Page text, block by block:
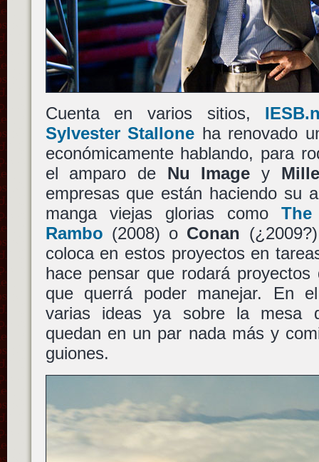
Cuenta en varios sitios,
Sylvester Stallone ha renovado
económicamente hablando, para
el amparo deNu Image y
empresas que están haciendo su
manga viejas glorias como
Rambo (2008) o Conan
coloca en estos proyectos en
hace pensar que rodará
que querrá poder manejar. En
varias ideas ya sobre la mesa
quedan en un par nada más y
guiones.